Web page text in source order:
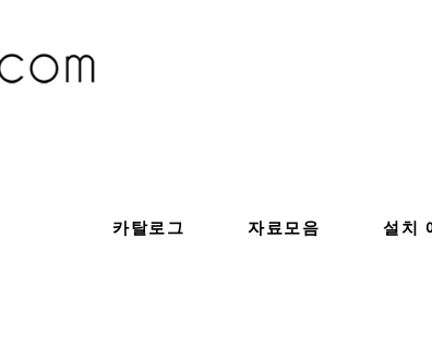
카탈로그 자료모음 설치